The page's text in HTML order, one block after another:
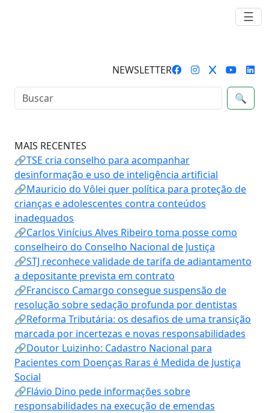
☰
NEWSLETTER
🔍
MAIS RECENTES
🔗TSE cria conselho para acompanhar
desinformação e uso de inteligência artificial
🔗Mauricio do Vôlei quer política para proteção de
crianças e adolescentes contra conteúdos
inadequados
🔗Carlos Vinícius Alves Ribeiro toma posse como
conselheiro do Conselho Nacional de Justiça
🔗STJ reconhece validade de tarifa de adiantamento
a depositante prevista em contrato
🔗Francisco Camargo consegue suspensão de
resolução sobre sedação profunda por dentistas
🔗Reforma Tributária: os desafios de uma transição
marcada por incertezas e novas responsabilidades
🔗Doutor Luizinho: Cadastro Nacional para
Pacientes com Doenças Raras é Medida de Justiça
Social
🔗Flávio Dino pede informações sobre
responsabilidades na execução de emendas